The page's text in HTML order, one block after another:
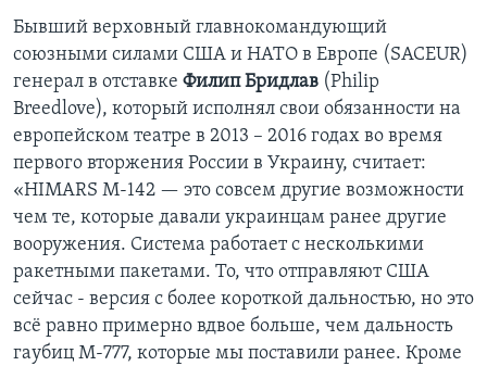
Бывший верховный главнокомандующий
союзными силами США и НАТО в Европе (SACEUR)
генерал в отставке Филип Бридлав (Philip
Breedlove), который исполнял свои обязанности на
европейском театре в 2013 – 2016 годах во время
первого вторжения России в Украину, считает:
«HIMARS M-142 — это совсем другие возможности
чем те, которые давали украинцам ранее другие
вооружения. Система работает с несколькими
ракетными пакетами. То, что отправляют США
сейчас - версия с более короткой дальностью, но это
всё равно примерно вдвое больше, чем дальность
гаубиц M-777, которые мы поставили ранее. Кроме